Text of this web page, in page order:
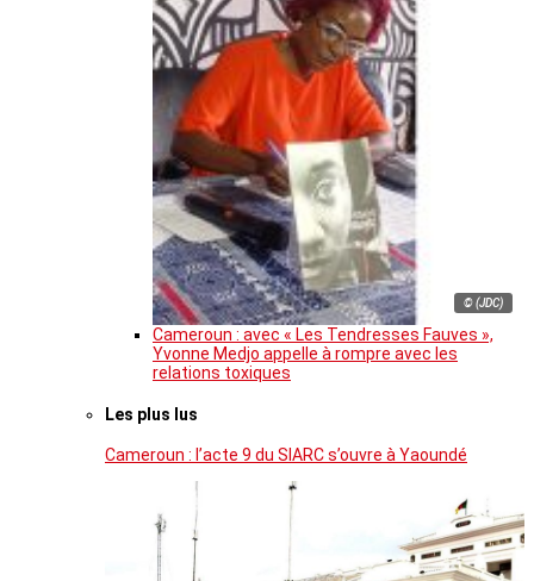
© (JDC)
Cameroun : avec « Les Tendresses Fauves »,
Yvonne Medjo appelle à rompre avec les
relations toxiques
Les plus lus
Cameroun : l’acte 9 du SIARC s’ouvre à Yaoundé